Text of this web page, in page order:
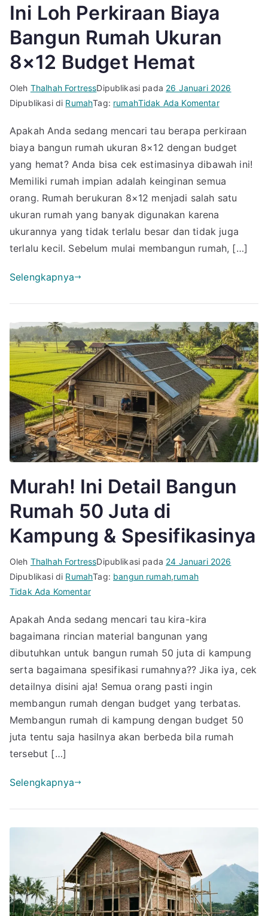
Ini Loh Perkiraan Biaya
Bangun Rumah Ukuran
8×12 Budget Hemat
Oleh Thalhah FortressDipublikasi pada 26 Januari 2026
Dipublikasi di RumahTag: rumahTidak Ada Komentarpada
Loh
Perkiraan
Biaya
Bangun
Budget
Hemat
Apakah Anda sedang mencari tau berapa perkiraan
biaya bangun rumah ukuran 8×12 dengan budget
yang hemat? Anda bisa cek estimasinya dibawah ini!
Memiliki rumah impian adalah keinginan semua
orang. Rumah berukuran 8×12 menjadi salah satu
ukuran rumah yang banyak digunakan karena
ukurannya yang tidak terlalu besar dan tidak juga
terlalu kecil. Sebelum mulai membangun rumah, […]
Selengkapnya
Murah! Ini Detail Bangun
Rumah 50 Juta di
Kampung & Spesifikasinya
Oleh Thalhah FortressDipublikasi pada 24 Januari 2026
Dipublikasi di RumahTag: bangun rumah,rumah
Tidak Ada Komentarpada
Ini
Detail
Bangun
Rumah
50
Kampung
&
Apakah Anda sedang mencari tau kira-kira
bagaimana rincian material bangunan yang
dibutuhkan untuk bangun rumah 50 juta di kampung
serta bagaimana spesifikasi rumahnya?? Jika iya, cek
detailnya disini aja! Semua orang pasti ingin
membangun rumah dengan budget yang terbatas.
Membangun rumah di kampung dengan budget 50
juta tentu saja hasilnya akan berbeda bila rumah
tersebut […]
Selengkapnya